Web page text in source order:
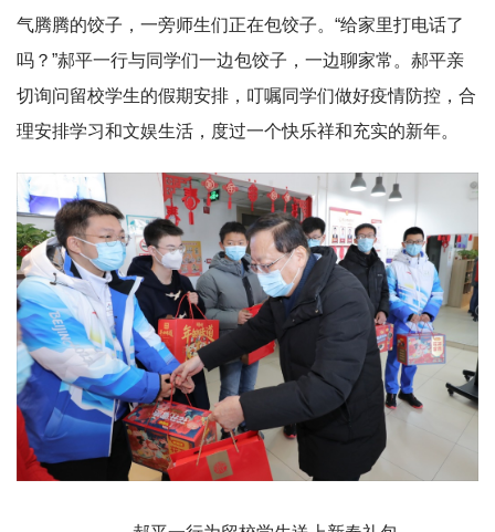
气腾腾的饺子，一旁师生们正在包饺子。“给家里打电话了
吗？”郝平一行与同学们一边包饺子，一边聊家常。郝平亲
切询问留校学生的假期安排，叮嘱同学们做好疫情防控，合
理安排学习和文娱生活，度过一个快乐祥和充实的新年。